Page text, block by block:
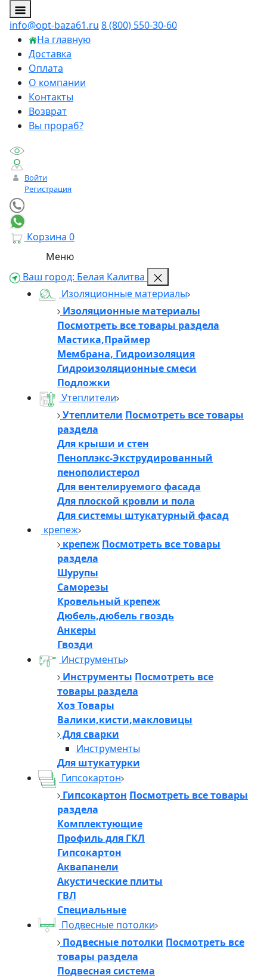
info@opt-baza61.ru 8 (800) 550-30-60
На главную
Доставка
Оплата
О компании
Контакты
Возврат
Вы прораб?
Войти
Регистрация
Корзина 0
Меню
Ваш город: Белая Калитва
Изоляционные материалы
Изоляционные материалы
Посмотреть все товары раздела
Мастика,Праймер
Мембрана, Гидроизоляция
Гидроизоляционные смеси
Подложки
Утеплители
Утеплители Посмотреть все товары
раздела
Для крыши и стен
Пеноплэкс-Экструдированный
пенополистерол
Для вентелируемого фасада
Для плоской кровли и пола
Для системы штукатурный фасад
крепеж
крепеж Посмотреть все товары
раздела
Шурупы
Саморезы
Кровельный крепеж
Дюбель,дюбель гвоздь
Анкеры
Гвозди
Инструменты
Инструменты Посмотреть все
товары раздела
Хоз Товары
Валики,кисти,макловицы
Для сварки
Инструменты
Для штукатурки
Гипсокартон
Гипсокартон Посмотреть все товары
раздела
Комплектующие
Профиль для ГКЛ
Гипсокартон
Аквапанели
Акустические плиты
ГВЛ
Специальные
Подвесные потолки
Подвесные потолки Посмотреть все
товары раздела
Подвесная система